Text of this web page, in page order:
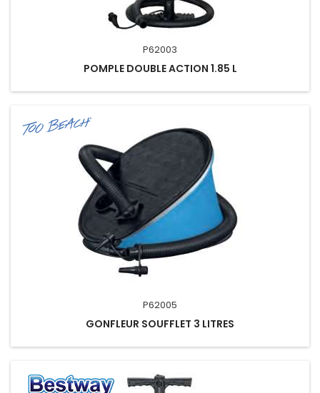
P62003
POMPLE DOUBLE ACTION 1.85 L
P62005
GONFLEUR SOUFFLET 3 LITRES